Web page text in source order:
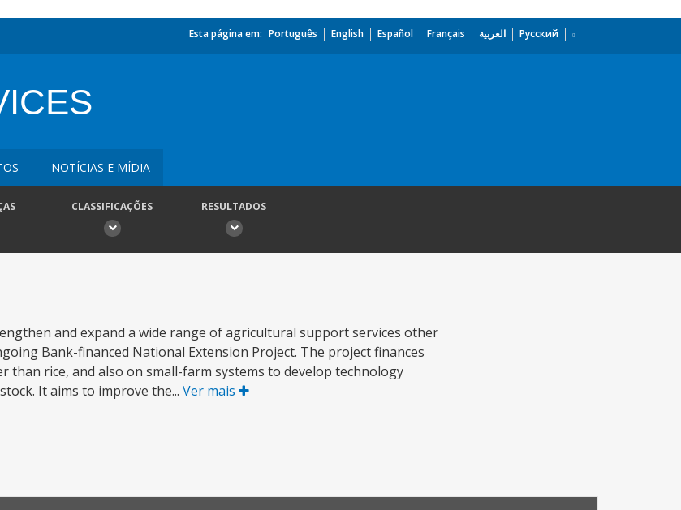
Esta página em: Português English Español Français العربية Русский
NOTÍCIAS E MÍDIA
CLASSIFICAÇÕES RESULTADOS
and expand a wide range of agricultural support services other
Bank-financed National Extension Project. The project finances
rice, and also on small-farm systems to develop technology
It aims to improve the... Ver mais